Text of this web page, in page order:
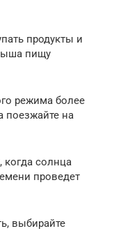
продукты и
пищу
режима более
поезжайте на
когда солнца
проведет
выбирайте